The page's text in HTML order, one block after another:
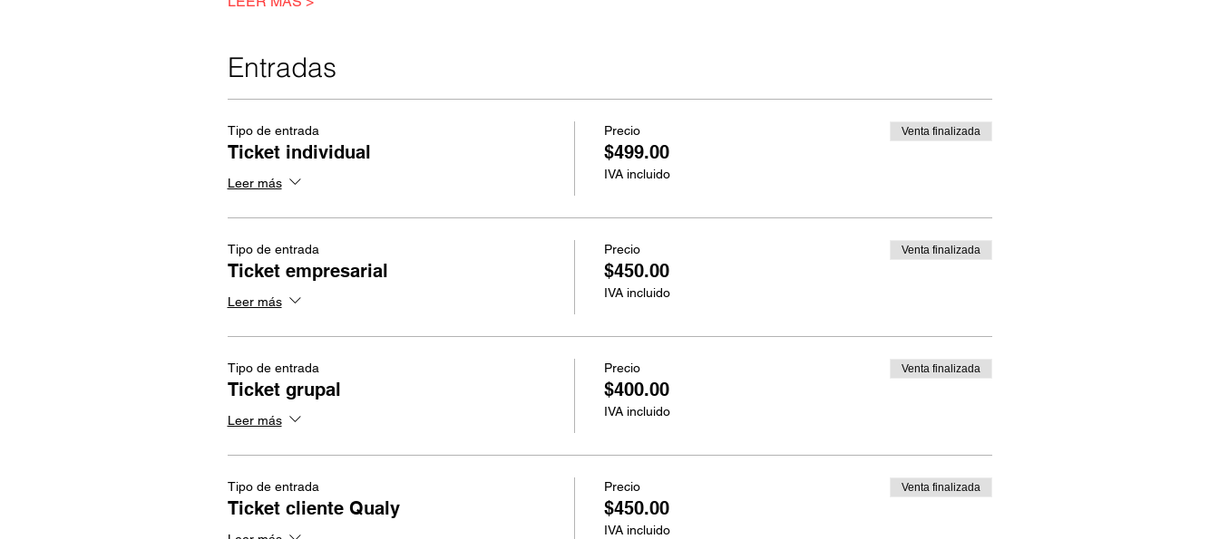
Entradas
Tipo de entrada
Ticket individual
Leer más
Precio
$499.00
IVA incluido
Venta finalizada
Tipo de entrada
Ticket empresarial
Leer más
Precio
$450.00
IVA incluido
Venta finalizada
Tipo de entrada
Ticket grupal
Leer más
Precio
$400.00
IVA incluido
Venta finalizada
Tipo de entrada
Ticket cliente Qualy
Precio
$450.00
IVA incluido
Venta finalizada